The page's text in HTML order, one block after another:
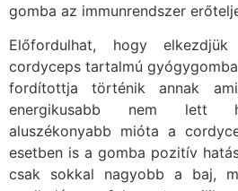
gomba az immunrendszer
Előfordulhat, hogy
cordyceps tartalmú
fordítottja történik annak
energikusabb nem lett
aluszékonyabb mióta a
esetben is a gomba pozitív
csak sokkal nagyobb a baj,